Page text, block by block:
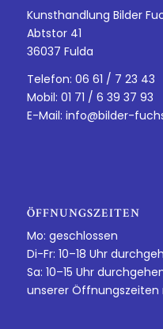
Kunsthandlung Bilder
Abtstor 41
36037 Fulda
Telefon: 06 61 / 7 23 43
Mobil: 01 71 / 6 39 37 93
E-Mail: info@bilder-
ÖFFNUNGSZEITEN
Mo: geschlossen
Di-Fr: 10–18 Uhr
Sa: 10–15 Uhr
unserer